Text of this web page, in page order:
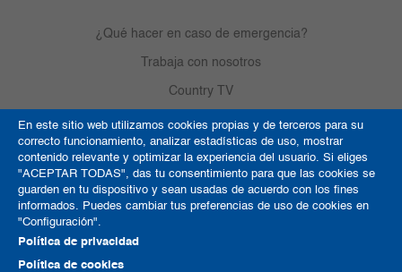
En este sitio web utilizamos cookies propias y de terceros para su
correcto funcionamiento, analizar estadísticas de uso, mostrar
contenido relevante y optimizar la experiencia del usuario. Si eliges
"ACEPTAR TODAS", das tu consentimiento para que las cookies se
guarden en tu dispositivo y sean usadas de acuerdo con los fines
informados. Puedes cambiar tus preferencias de uso de cookies en
"Configuración".
Política de privacidad
Política de cookies
¿Qué hacer en caso de emergencia?
Trabaja con nosotros
Country TV
Política de Cookies
Términos y condiciones
Derechos de autor